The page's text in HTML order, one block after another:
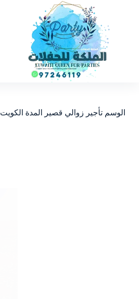
الوسم تأجير زوالي قصير المدة الكويت